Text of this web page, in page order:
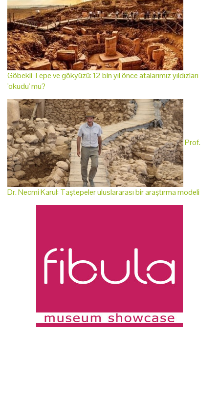
Göbekli Tepe ve gökyüzü: 12 bin yıl önce atalarımız yıldızları
'okudu' mu?
Prof.
Dr. Necmi Karul: Taştepeler uluslararası bir araştırma modeli